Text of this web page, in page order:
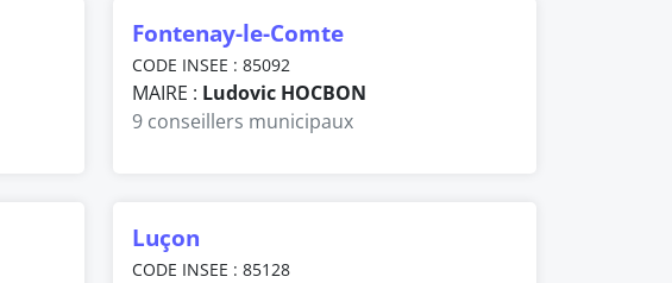
Fontenay-le-Comte
CODE INSEE : 85092
MAIRE : Ludovic HOCBON
9 conseillers municipaux
Luçon
CODE INSEE : 85128